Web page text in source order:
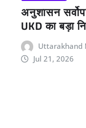
अनुशासन
UKD का बड़ा
Uttarakhand
Jul 21, 2026